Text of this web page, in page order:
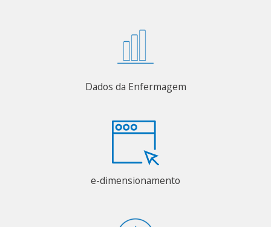
Dados da Enfermagem
e-dimensionamento